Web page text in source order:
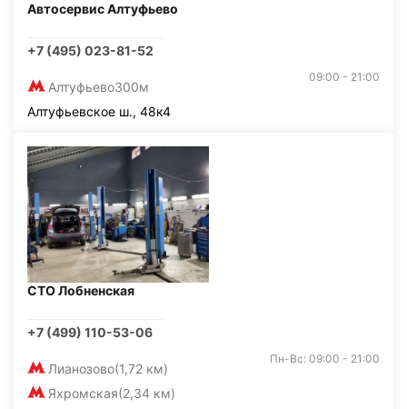
Автосервис Алтуфьево
+7 (495) 023-81-52
Алтуфьево300м
09:00 - 21:00
Алтуфьевское ш., 48к4
СТО Лобненская
+7 (499) 110-53-06
Лианозово(1,72 км)
Яхромская(2,34 км)
Пн-Вс: 09:00 - 21:00